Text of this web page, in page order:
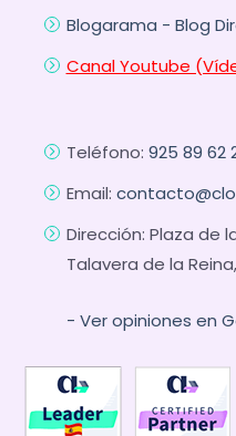
Blogarama - Blog
Canal Youtube
Teléfono: 925 89 62
Email:
Dirección: Plaza de
Talavera de la
- Ver opiniones en